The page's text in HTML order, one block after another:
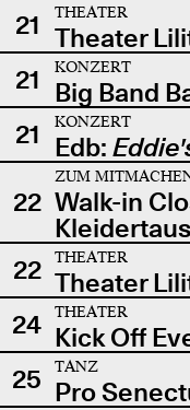
21
THEATER
Theater
21
KONZERT
Big Band
21
KONZERT
Edb:
22
ZUM
Walk-in
22
THEATER
Theater
24
THEATER
Kick Off
25
TANZ
Pro